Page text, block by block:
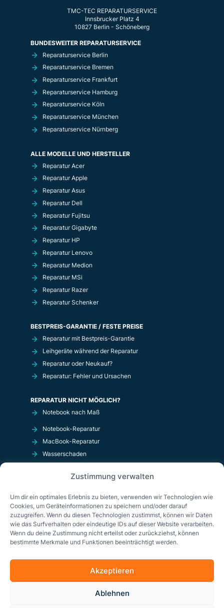
Zustimmung verwalten
Um dir ein optimales Erlebnis zu bieten, verwenden wir Technologien wie
Cookies, um Geräteinformationen zu speichern und/oder darauf
zuzugreifen. Wenn du diesen Technologien zustimmst, können wir Daten
wie das Surfverhalten oder eindeutige IDs auf dieser Website verarbeiten.
Wenn du deine Zustimmung nicht erteilst oder zurückziehst, können
bestimmte Merkmale und Funktionen beeinträchtigt werden.
Akzeptieren
Ablehnen
TMC-TEC REPARATURSERVICE
Innsbrucker Platz 4
10827 Berlin - Schöneberg
BUNDESWEITER REPARATURSERVICE
Reparaturservice Berlin
Reparaturservice Bremen
Reparaturservice Frankfurt
Reparaturservice Hamburg
Reparaturservice Köln
Reparaturservice München
Reparaturservice Nürnberg
ALLE MODELLE UND HERSTELLER
Reparatur Acer
Reparatur Apple
Reparatur Asus
Reparatur Dell
Reparatur Fujitsu
Reparatur Gigabyte
Reparatur HP
Reparatur Lenovo
Reparatur Medion
Reparatur MSi
Reparatur Razer
Reparatur Schenker
BESTPREIS-GARANTIE / FESTE PREISE
Reparatur mit Bestpreis-Garantie
Leihgeräte während der Reparatur
Reparatur oder Neukauf?
Reparatur: Fehler und Ursachen
REPARATUR NICHT MÖGLICH?
Notebook nach Maß
Notebook-Reparatur
MacBook-Reparatur
Wasserschaden
OnlineShop